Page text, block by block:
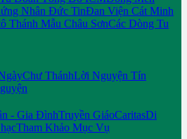
Nhân Đức TinĐan Viện Cát Minh
Thánh Mẫu Châu SơnCác Dòng Tu
Chư ThánhLời Nguyện Tín
- Gia ĐìnhTruyền GiáoCaritasDi
Tham Khảo Mục Vụ